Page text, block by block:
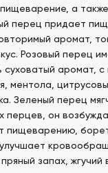
а
перец придает
аромат,
Розовый перец
суховатый аромат,
ментола,
Зеленый перец
перцев, он
пищеварению,
запах, жгучий